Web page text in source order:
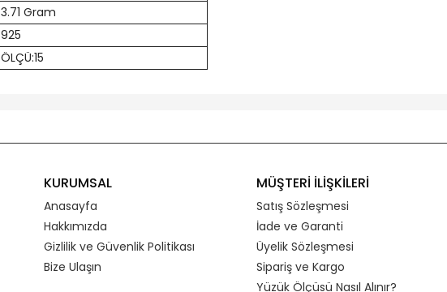
3.71 Gram
925
ÖLÇÜ:15
KURUMSAL
Anasayfa
Hakkımızda
Gizlilik ve Güvenlik Politikası
Bize Ulaşın
MÜŞTERİ İLİŞKİLERİ
Satış Sözleşmesi
İade ve Garanti
Üyelik Sözleşmesi
Sipariş ve Kargo
Yüzük Ölçüsü Nasıl Alınır?